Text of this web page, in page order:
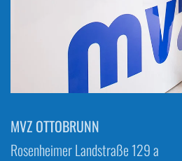
MVZ OTTOBRUNN
Rosenheimer Landstraße 129 a